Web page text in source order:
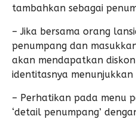
tambahkan sebagai
– Jika bersama orang
penumpang dan
akan mendapatkan
identitasnya menunjukkan
– Perhatikan pada menu
‘detail penumpang’